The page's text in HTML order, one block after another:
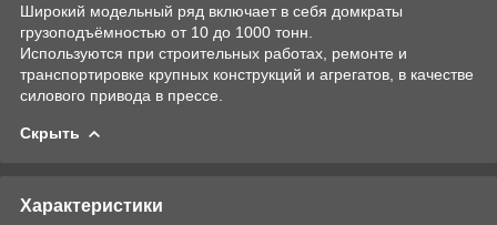
Широкий модельный ряд включает в себя домкраты
грузоподъёмностью от 10 до 1000 тонн.
Используются при строительных работах, ремонте и
транспортировке крупных конструкций и агрегатов, в качестве
силового привода в прессе.
Скрыть
Характеристики